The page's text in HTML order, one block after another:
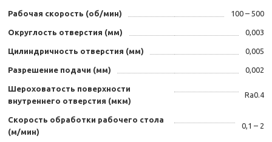
Рабочая скорость (об/мин) 100 – 500
Округлость отверстия (мм) 0,003
Цилиндричность отверстия (мм) 0,005
Разрешение подачи (мм) 0,002
Шероховатость поверхности
внутреннего отверстия (мкм)
Ra0.4
Скорость обработки рабочего стола
(м/мин)
0,1 – 2